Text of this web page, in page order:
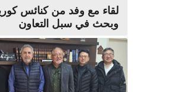
لقاء مع وفد من كنائس
وبحث في سبل التعاون